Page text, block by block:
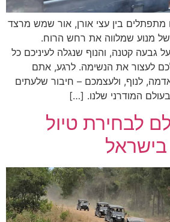
מתפתלים בין עצי אורן, אור שמש מרצד
של מנוע שמלווה את רחש הרוח.
גבעה קטנה, והנוף שנגלה לעיניכם כל
לעצור את הנשימה. לרגע, אתם
לנוף, ולעצמכם – חיבור שלעתים
המודרני שלנו. […]
לבחירת טיול
בישראל